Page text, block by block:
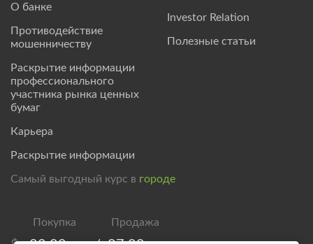
О банке
Противодействие
мошенничеству
Раскрытие информации
профессионального
участника рынка ценных
бумаг
Карьера
Раскрытие информации
Investor Relation
Полезные статьи
Самый выгодный курс в городе